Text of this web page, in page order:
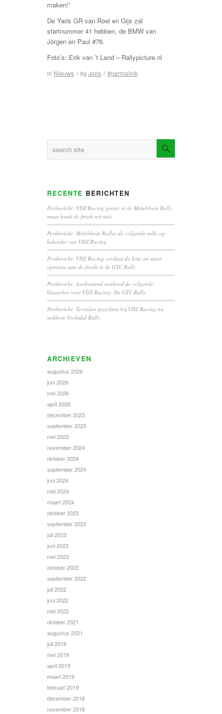
maken!”
De Yaris GR van Roel en Gijs zal
startnummer 41 hebben, de BMW van
Jörgen en Paul #76.
Foto’s: Erik van ’t Land – Rallypicture.nl
in Nieuws / byJoris / #permalink
RECENTE BERICHTEN
Persbericht: VDZ Racing geniet in de Mittelrhein Rally
maar haalt de finish nét niet
Persbericht: Mittelrhein Rallye de volgende rally op
kalender van VDZ Racing
Persbericht: VDZ Racing verslaat de hitte en staat
opnieuw aan de finish in de GTC Rally
Persbericht: Aankomend weekend de volgende
klassieker voor VDZ Racing: De GTC Rally
Persbericht: Tevreden gezichten bij VDZ Racing na
snikhete Vechtdal Rally
ARCHIEVEN
augustus 2026
juni 2026
mei 2026
april 2026
december 2025
september 2025
mei 2025
november 2024
oktober 2024
september 2024
juni 2024
mei 2024
maart 2024
oktober 2023
september 2023
juli 2023
juni 2023
mei 2023
oktober 2022
september 2022
juli 2022
juni 2022
mei 2022
oktober 2021
augustus 2021
juli 2019
mei 2019
april 2019
maart 2019
februari 2019
december 2018
november 2018